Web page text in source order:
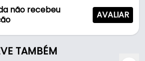
e corte preciso
controlado
que prolonga a vida útil
a úmido
não recebeu
AVALIAR
TAMBÉM